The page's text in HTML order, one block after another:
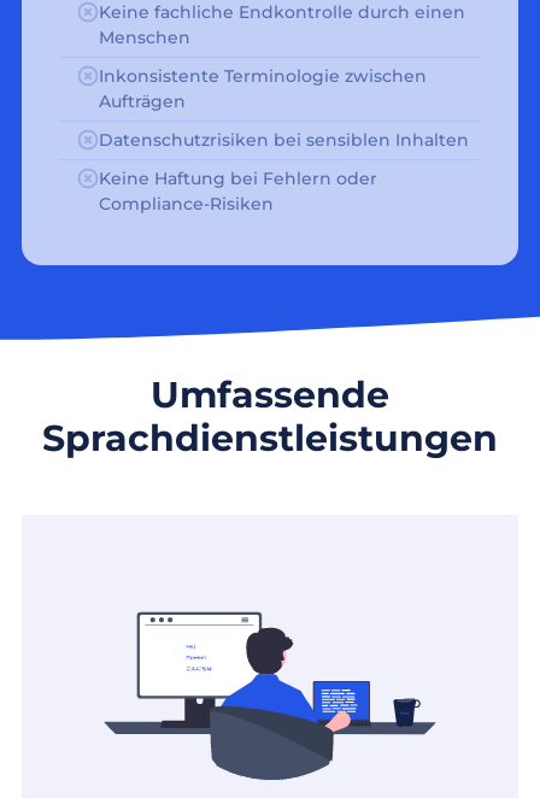
Keine fachliche Endkontrolle durch einen
Menschen
Inkonsistente Terminologie zwischen
Aufträgen
Datenschutzrisiken bei sensiblen Inhalten
Keine Haftung bei Fehlern oder
Compliance-Risiken
Umfassende
Sprachdienstleistungen